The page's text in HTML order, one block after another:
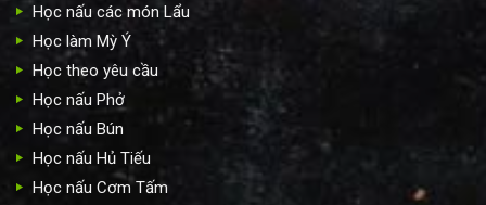
Học nấu các món Lẩu
Học làm Mỳ Ý
Học theo yêu cầu
Học nấu Phở
Học nấu Bún
Học nấu Hủ Tiếu
Học nấu Cơm Tấm